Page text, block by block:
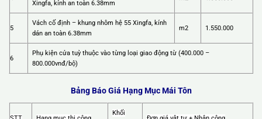
Xingfa, kính an toàn 6.38mm
5
Vách cố định – khung nhôm hệ 55 Xingfa, kính
dán an toàn 6.38mm
m2 1.550.000
6
Phụ kiện cửa tuỳ thuộc vào từng loại giao động từ (400.000 –
800.000vnđ/bộ)
Bảng Báo Giá Hạng Mục Mái Tôn
Khối